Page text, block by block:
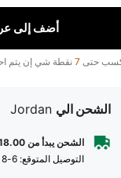
أضف إلى
حتى 7 نقطة شي إن يتم
الشحن الي Jordan
الشحن يبدأ من JOD18.00
التوصيل المتوقع: 6-8 يوم عمل